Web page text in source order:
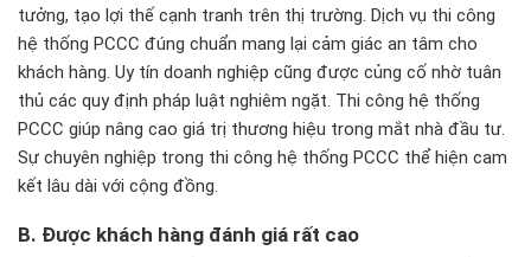
tưởng, tạo lợi thế cạnh tranh trên thị trường. Dịch vụ thi công
hệ thống PCCC đúng chuẩn mang lại cảm giác an tâm cho
khách hàng. Uy tín doanh nghiệp cũng được củng cố nhờ tuân
thủ các quy định pháp luật nghiêm ngặt. Thi công hệ thống
PCCC giúp nâng cao giá trị thương hiệu trong mắt nhà đầu tư.
Sự chuyên nghiệp trong thi công hệ thống PCCC thể hiện cam
kết lâu dài với cộng đồng.
B. Được khách hàng đánh giá rất cao